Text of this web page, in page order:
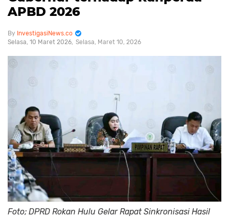
APBD 2026
InvestigasiNews.co
Selasa, 10 Maret 2026 Selasa, Maret 10, 2026
Foto; DPRD Rokan Hulu Gelar Rapat Sinkronisasi Hasil